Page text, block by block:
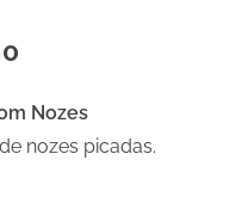
Nozes
nozes picadas.